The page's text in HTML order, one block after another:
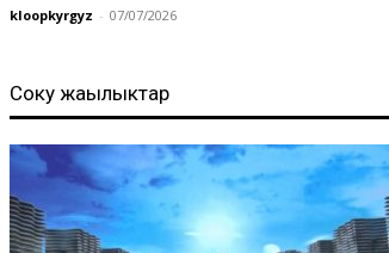
kloopkyrgyz - 07/07/2026
Соңку жаңылыктар